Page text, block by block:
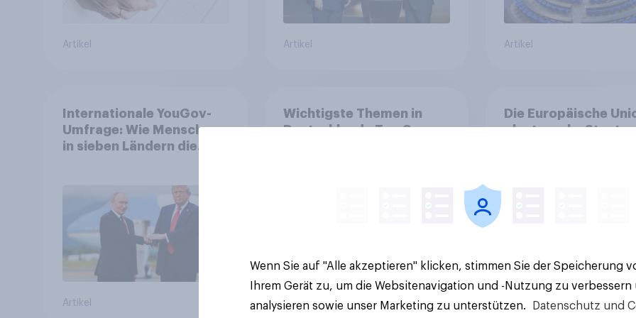
Artikel Artikel Artikel
Internationale YouGov-
Umfrage: Wie Menschen
in sieben Ländern die
Bedrohungen und
Bündnisse bewerten
Artikel
Wichtigste Themen in
Deutschland - Top 3
Tracker
Die Europäische
plant, sechs
bestimmte
inwieweit
Sie oder lehnen Sie
21%
Aktuelle Ergebnisse
Wenn Sie auf "Alle akzeptieren" klicken, stimmen Sie der Speicherung
Ihrem Gerät zu, um die Websitenavigation und -Nutzung zu verbessern
analysieren sowie unser Marketing zu unterstützen.
Datenschutz und